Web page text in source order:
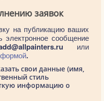
заявок
на публикацию ваших
электронное сообщение
или
формой.
свои данные (имя,
стиль
информацию о